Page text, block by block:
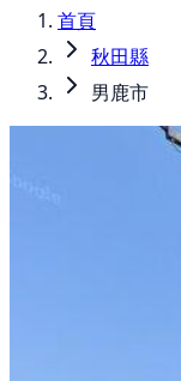
首頁
秋田縣
男鹿市